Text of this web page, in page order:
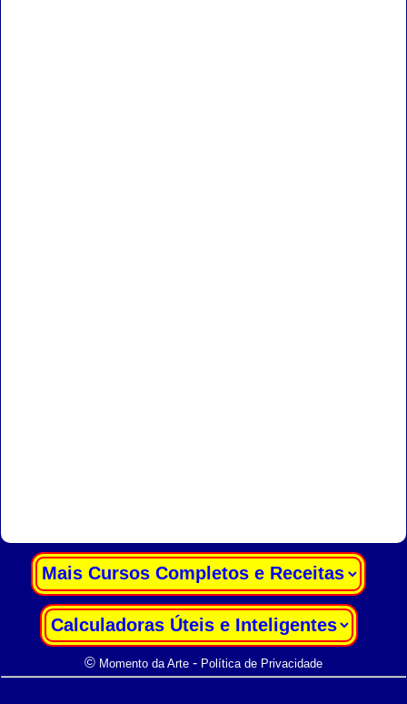
© Momento da Arte- Política de Privacidade